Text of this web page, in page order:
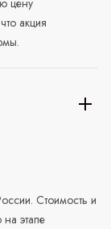
цену
акция
Стоимость и
этапе